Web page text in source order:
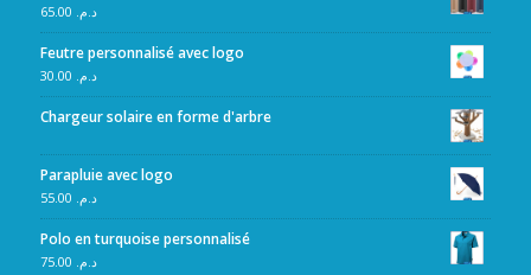
د.م.
Feutre personnalisé avec logo
د.م.
Chargeur solaire en forme d'arbre
Parapluie avec logo
د.م.
Polo en turquoise personnalisé
د.م.